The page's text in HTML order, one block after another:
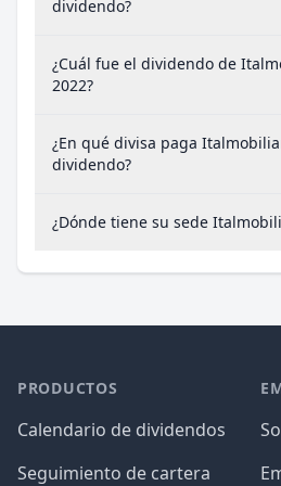
dividendo?
¿Cuál fue el dividendo de
2022?
¿En qué divisa paga
dividendo?
¿Dónde tiene su sede
PRODUCTOS
Calendario de dividendos
Seguimiento de cartera